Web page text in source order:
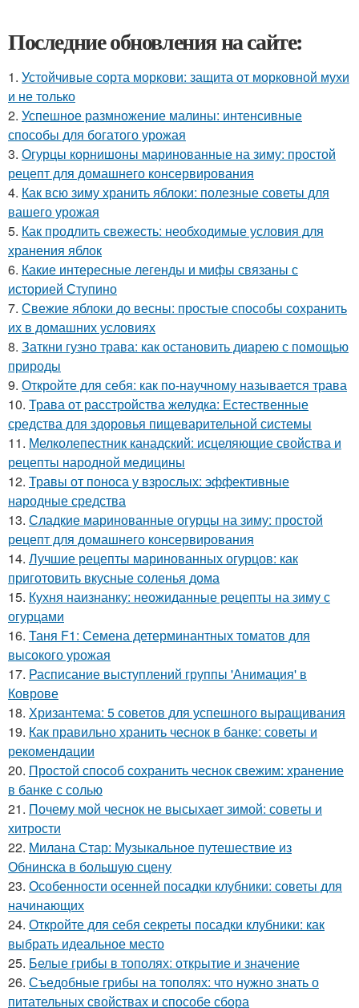
Последние обновления на сайте:
1. Устойчивые сорта моркови: защита от морковной мухи
и не только
2. Успешное размножение малины: интенсивные
способы для богатого урожая
3. Огурцы корнишоны маринованные на зиму: простой
рецепт для домашнего консервирования
4. Как всю зиму хранить яблоки: полезные советы для
вашего урожая
5. Как продлить свежесть: необходимые условия для
хранения яблок
6. Какие интересные легенды и мифы связаны с
историей Ступино
7. Свежие яблоки до весны: простые способы сохранить
их в домашних условиях
8. Заткни гузно трава: как остановить диарею с помощью
природы
9. Откройте для себя: как по-научному называется трава
10. Трава от расстройства желудка: Естественные
средства для здоровья пищеварительной системы
11. Мелколепестник канадский: исцеляющие свойства и
рецепты народной медицины
12. Травы от поноса у взрослых: эффективные
народные средства
13. Сладкие маринованные огурцы на зиму: простой
рецепт для домашнего консервирования
14. Лучшие рецепты маринованных огурцов: как
приготовить вкусные соленья дома
15. Кухня наизнанку: неожиданные рецепты на зиму с
огурцами
16. Таня F1: Семена детерминантных томатов для
высокого урожая
17. Расписание выступлений группы 'Анимация' в
Коврове
18. Хризантема: 5 советов для успешного выращивания
19. Как правильно хранить чеснок в банке: советы и
рекомендации
20. Простой способ сохранить чеснок свежим: хранение
в банке с солью
21. Почему мой чеснок не высыхает зимой: советы и
хитрости
22. Милана Стар: Музыкальное путешествие из
Обнинска в большую сцену
23. Особенности осенней посадки клубники: советы для
начинающих
24. Откройте для себя секреты посадки клубники: как
выбрать идеальное место
25. Белые грибы в тополях: открытие и значение
26. Съедобные грибы на тополях: что нужно знать о
питательных свойствах и способе сбора